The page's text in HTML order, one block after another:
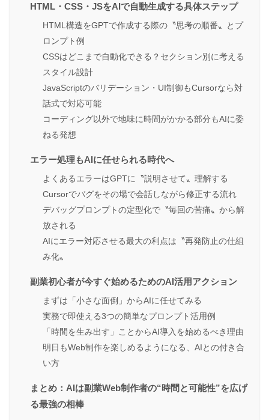
HTML・CSS・JSをAIで自動生成する具体ステップ
HTML構造をGPTで作成する際の〝思考の順番〟とプ
ロンプト例
CSSはどこまで自動化できる？セクション別に考える
スタイル設計
JavaScriptのバリデーション・UI制御もCursorなら対
話式で対応可能
コーディング以外で地味に時間がかかる部分もAIに委
ねる発想
エラー処理もAIに任せられる時代へ
よくあるエラーはGPTに〝説明させて〟理解する
Cursorでバグをその場で会話しながら修正する流れ
デバッグプロンプトの定型化で〝毎回の苦痛〟から解
放される
AIにエラー対応させる最大の利点は〝再発防止の仕組
み化〟
副業初心者が今すぐ始めるためのAI活用アクション
まずは「小さな面倒」からAIに任せてみる
実務で即使える3つの簡単なプロンプト活用例
「時間を生み出す」ことからAI導入を始めるべき理由
明日もWeb制作を楽しめるようになる、AIとの付き合
い方
まとめ：AIは副業Web制作者の“時間と可能性”を広げ
る最強の相棒